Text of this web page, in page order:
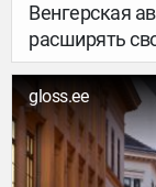
Венгерская
расширять
С конца
прямые
Это
портфеле
Turist.
gloss.ee